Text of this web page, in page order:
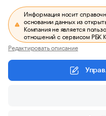
Информация носит
основании данных из
Компания не является
отношений с сервисом РБК
Редактировать описание